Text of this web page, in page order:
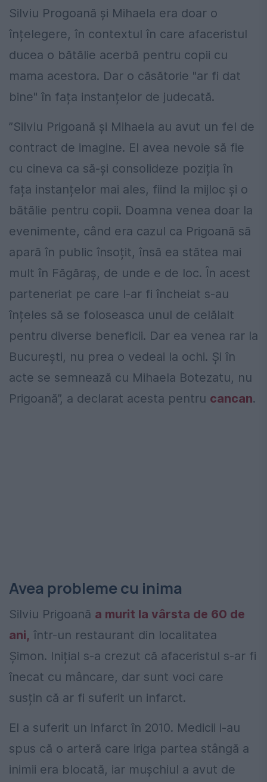
Silviu Progoană și Mihaela era doar o
înțelegere, în contextul în care afaceristul
ducea o bătălie acerbă pentru copii cu
mama acestora. Dar o căsătorie "ar fi dat
bine" în fața instanțelor de judecată.
”Silviu Prigoană și Mihaela au avut un fel de
contract de imagine. El avea nevoie să fie
cu cineva ca să-și consolideze poziția în
fața instanțelor mai ales, fiind la mijloc și o
bătălie pentru copii. Doamna venea doar la
evenimente, când era cazul ca Prigoană să
apară în public însoțit, însă ea stătea mai
mult în Făgăraș, de unde e de loc. În acest
parteneriat pe care l-ar fi încheiat s-au
înțeles să se foloseasca unul de celălalt
pentru diverse beneficii. Dar ea venea rar la
București, nu prea o vedeai la ochi. Și în
acte se semnează cu Mihaela Botezatu, nu
Prigoană”, a declarat acesta pentru cancan.
Avea probleme cu inima
Silviu Prigoană a murit la vârsta de 60 de
ani, într-un restaurant din localitatea
Șimon. Inițial s-a crezut că afaceristul s-ar fi
înecat cu mâncare, dar sunt voci care
susțin că ar fi suferit un infarct.
El a suferit un infarct în 2010. Medicii i-au
spus că o arteră care iriga partea stângă a
inimii era blocată, iar mușchiul a avut de